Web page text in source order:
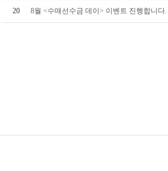
20 8월 <수매선수금 데이> 이벤트 진행합니다.